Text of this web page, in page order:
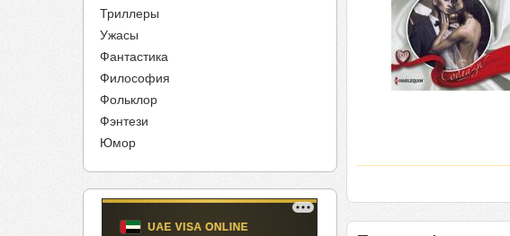
Триллеры
Ужасы
Фантастика
Философия
Фольклор
Фэнтези
Юмор